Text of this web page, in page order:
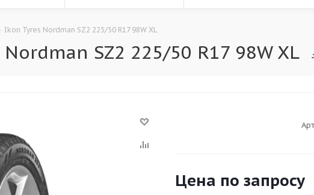
Ikon Tyres Nordman SZ2 225/50 R17 98W XL
SZ2 225/50 R17 98W XL
Цена по запросу